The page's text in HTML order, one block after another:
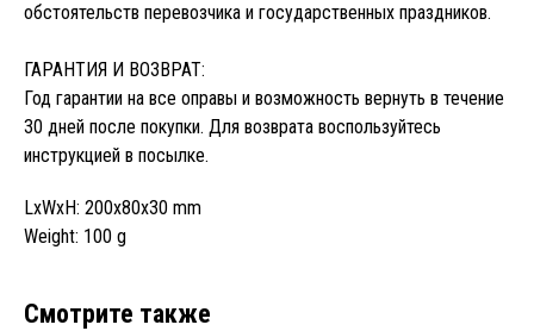
обстоятельств перевозчика и государственных праздников.
ГАРАНТИЯ И ВОЗВРАТ:
Год гарантии на все оправы и возможность вернуть в течение
30 дней после покупки. Для возврата воспользуйтесь
инструкцией в посылке.
LxWxH: 200x80x30 mm
Weight: 100 g
Смотрите также